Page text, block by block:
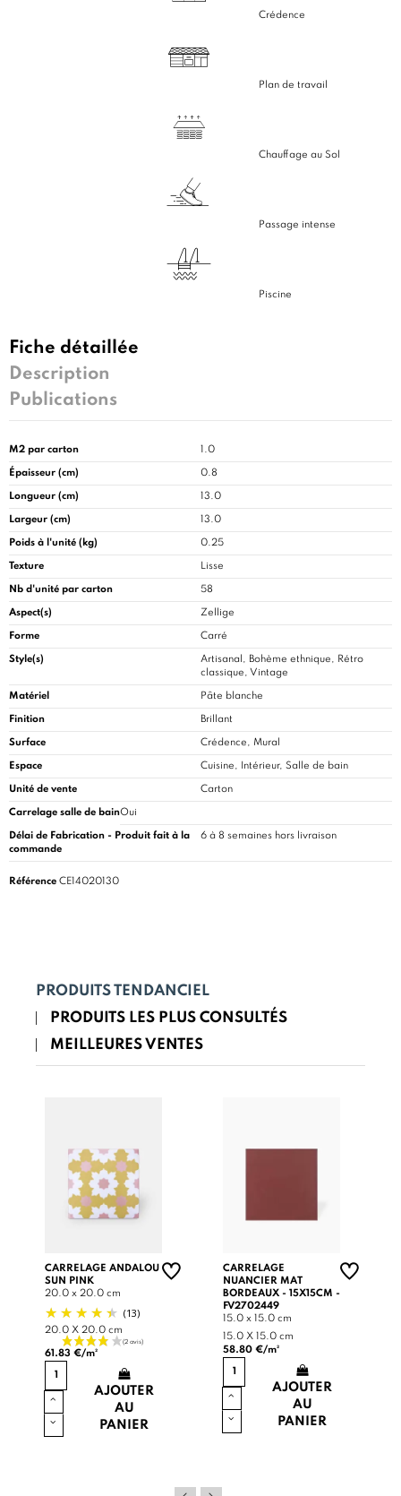
Crédence
Plan de travail
Chauffage au Sol
Passage intense
Piscine
Fiche détaillée
Description
Publications
M2 par carton 1.0
Épaisseur (cm) 0.8
Longueur (cm) 13.0
Largeur (cm) 13.0
Poids à l'unité (kg) 0.25
Texture Lisse
Nb d'unité par carton 58
Aspect(s) Zellige
Forme Carré
Style(s)
Artisanal, Bohème ethnique, Rétro
classique, Vintage
Matériel Pâte blanche
Finition Brillant
Surface Crédence, Mural
Espace Cuisine, Intérieur, Salle de bain
Unité de vente Carton
Carrelage salle de bainOui
Délai de Fabrication - Produit fait à la
commande
6 à 8 semaines hors livraison
Référence CE14020130
PRODUITS TENDANCIEL
PRODUITS LES PLUS CONSULTÉS
MEILLEURES VENTES
CARRELAGE ANDALOU
SUN PINK
20.0 x 20.0 cm
(13)
20.0 X 20.0 cm
61.83 €/m²
AJOUTER
AU
PANIER
CARRELAGE
NUANCIER MAT
BORDEAUX - 15X15CM -
FV2702449
15.0 x 15.0 cm
15.0 X 15.0 cm
58.80 €/m²
AJOUTER
AU
PANIER